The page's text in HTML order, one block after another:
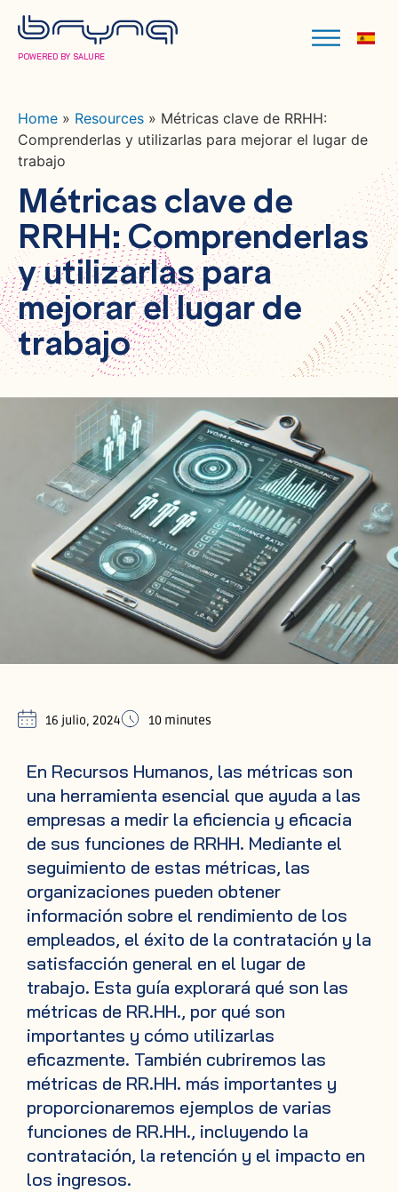
POWERED BY SALURE
Home » Resources » Métricas clave de RRHH:
Comprenderlas y utilizarlas para mejorar el lugar de
trabajo
Métricas clave de
RRHH: Comprenderlas
y utilizarlas para
mejorar el lugar de
trabajo
16 julio, 2024 10 minutes
En Recursos Humanos, las métricas son
una herramienta esencial que ayuda a las
empresas a medir la eficiencia y eficacia
de sus funciones de RRHH. Mediante el
seguimiento de estas métricas, las
organizaciones pueden obtener
información sobre el rendimiento de los
empleados, el éxito de la contratación y la
satisfacción general en el lugar de
trabajo. Esta guía explorará qué son las
métricas de RR.HH., por qué son
importantes y cómo utilizarlas
eficazmente. También cubriremos las
métricas de RR.HH. más importantes y
proporcionaremos ejemplos de varias
funciones de RR.HH., incluyendo la
contratación, la retención y el impacto en
los ingresos.